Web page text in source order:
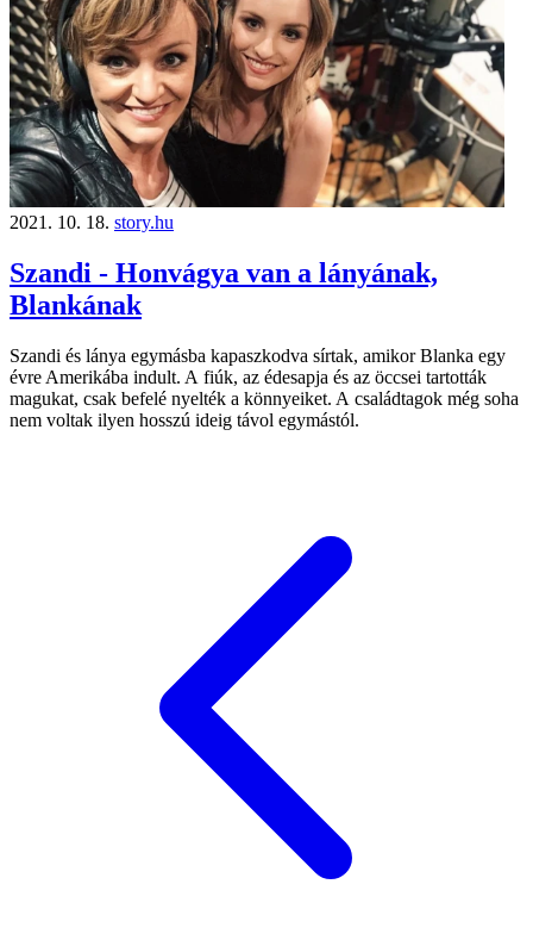
2021. 10. 18. story.hu
Szandi - Honvágya van a lányának,
Blankának
Szandi és lánya egymásba kapaszkodva sírtak, amikor Blanka egy
évre Amerikába indult. A fiúk, az édesapja és az öccsei tartották
magukat, csak befelé nyelték a könnyeiket. A családtagok még soha
nem voltak ilyen hosszú ideig távol egymástól.